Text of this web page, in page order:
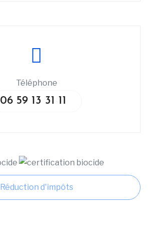
Téléphone
06 59 13 31 11
Réduction d'impôts